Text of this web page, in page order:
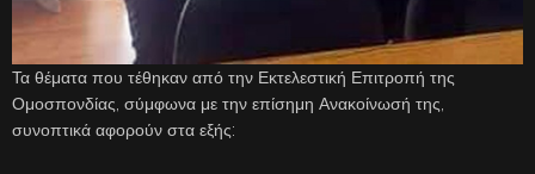
Τα θέματα που τέθηκαν από την Εκτελεστική Επιτροπή της
Ομοσπονδίας, σύμφωνα με την επίσημη Ανακοίνωσή της,
συνοπτικά αφορούν στα εξής: